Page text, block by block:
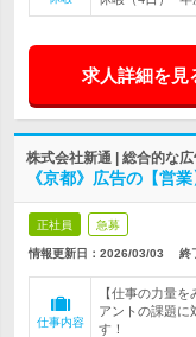
求人詳細を見
株式会社新通 | 総合的な
《京都》広告の【営
正社員 急募
情報更新日：2026/03/03 終
仕事内容
【仕事の力量
アントの課題に
す！